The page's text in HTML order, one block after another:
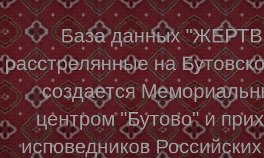
База данных
расстрелянные на
создается
центром "Бутово" и
исповедников